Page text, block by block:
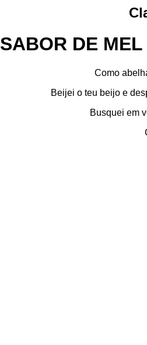
SABOR DE
Como
Beijei o teu beijo e
Busquei em